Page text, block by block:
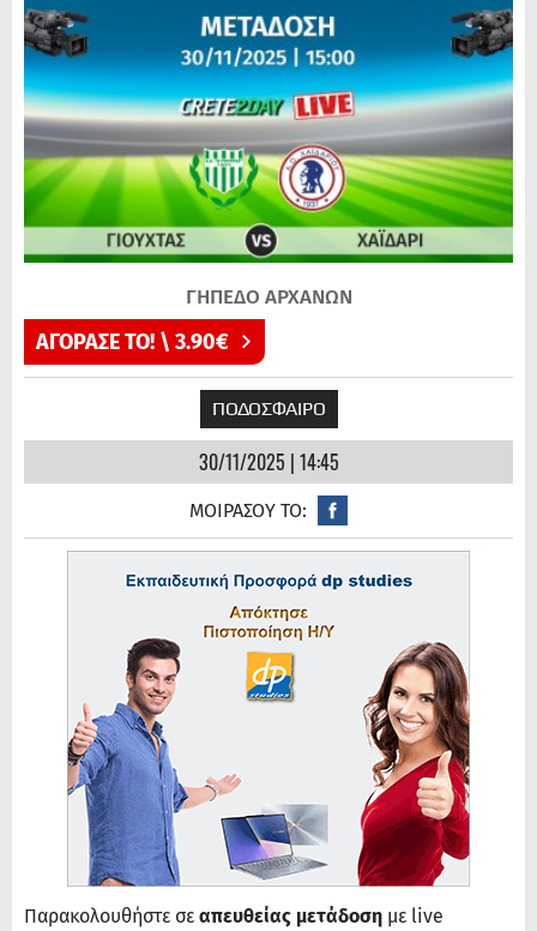
ΓΗΠΕΔΟ ΑΡΧΑΝΩΝ
ΑΓΟΡΑΣΕ ΤΟ! \ 3.90€
ΠΟΔΟΣΦΑΙΡΟ
30/11/2025 | 14:45
ΜΟΙΡΑΣΟΥ ΤΟ:
Παρακολουθήστε σε απευθείας μετάδοση με live